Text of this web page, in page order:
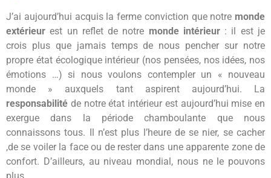
J’ai aujourd’hui acquis la ferme conviction que notre monde
extérieur est un reflet de notre monde intérieur: il est je
crois plus que jamais temps de nous pencher sur notre
propre état écologique intérieur (nos pensées, nos idées, nos
émotions …) si nous voulons contempler un « nouveau
monde » auxquels tant aspirent aujourd’hui. La
responsabilité de notre état intérieur est aujourd’hui mise en
exergue dans la période chamboulante que nous
connaissons tous. Il n’est plus l’heure de se nier, se cacher
,de se voiler la face ou de rester dans une apparente zone de
confort. D’ailleurs, au niveau mondial, nous ne le pouvons